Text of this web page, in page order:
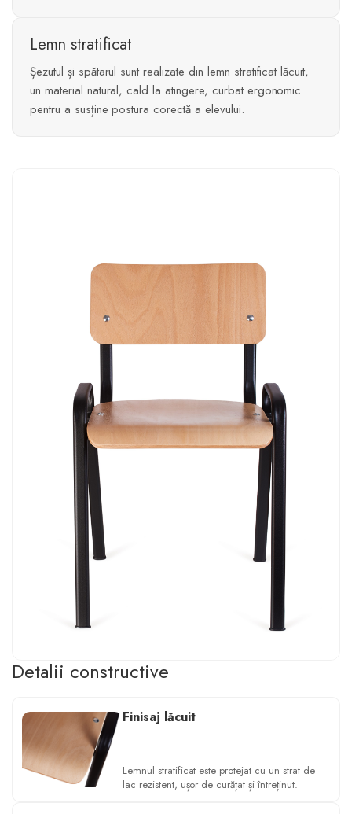
Lemn stratificat
Șezutul și spătarul sunt realizate din lemn stratificat lăcuit,
un material natural, cald la atingere, curbat ergonomic
pentru a susține postura corectă a elevului.
Detalii constructive
Finisaj lăcuit
Lemnul stratificat este protejat cu un strat de
lac rezistent, ușor de curățat și întreținut.